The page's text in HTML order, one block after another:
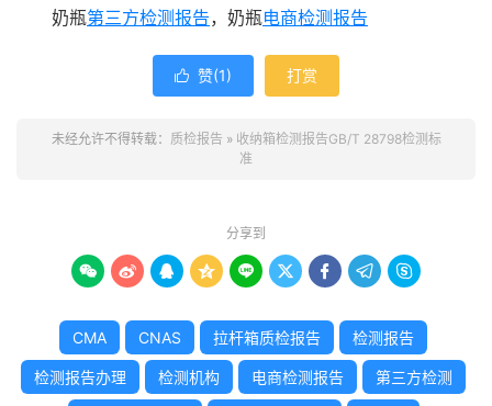
奶瓶第三方检测报告，奶瓶电商检测报告
 赞(1) 打赏
未经允许不得转载： 质检报告 » 收纳箱检测报告GB/T 28798检测标
准
分享到
        
CMA CNAS 拉杆箱质检报告 检测报告
检测报告办理 检测机构 电商检测报告 第三方检测